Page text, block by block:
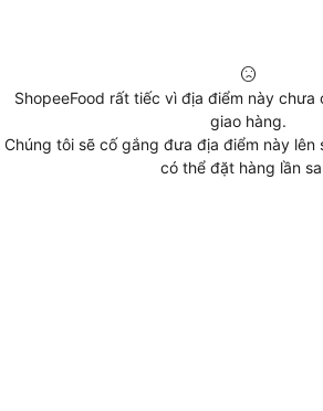
ShopeeFood rất tiếc vì địa điểm này
giao hàng.
Chúng tôi sẽ cố gắng đưa địa điểm này lên
có thể đặt hàng lần